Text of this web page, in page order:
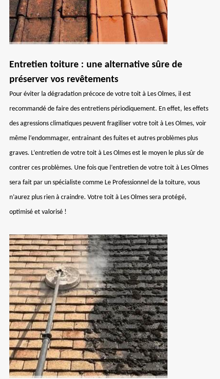
Entretien toiture : une alternative sûre de
préserver vos revêtements
Pour éviter la dégradation précoce de votre toit à Les Olmes, il est
recommandé de faire des entretiens périodiquement. En effet, les effets
des agressions climatiques peuvent fragiliser votre toit à Les Olmes, voir
même l’endommager, entrainant des fuites et autres problèmes plus
graves. L’entretien de votre toit à Les Olmes est le moyen le plus sûr de
contrer ces problèmes. Une fois que l’entretien de votre toit à Les Olmes
sera fait par un spécialiste comme Le Professionnel de la toiture, vous
n’aurez plus rien à craindre. Votre toit à Les Olmes sera protégé,
optimisé et valorisé !